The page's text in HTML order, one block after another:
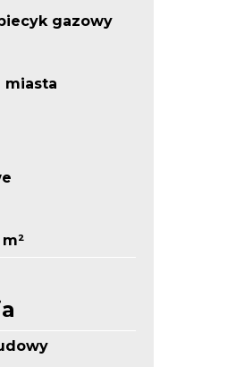
gazowy
miasta